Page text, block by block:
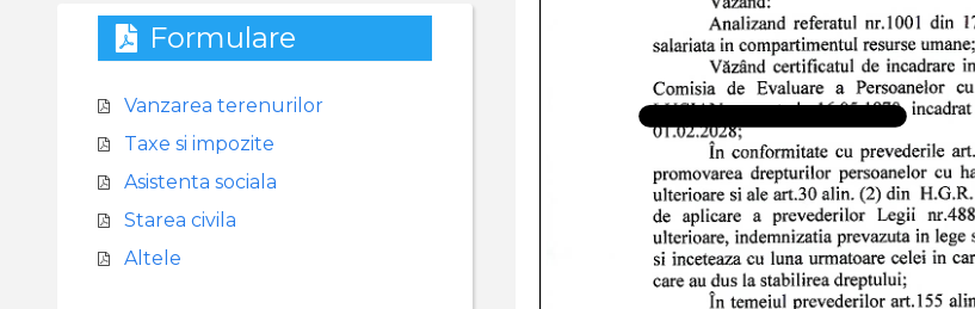
Formulare
Vanzarea terenurilor
Taxe si impozite
Asistenta sociala
Starea civila
Altele